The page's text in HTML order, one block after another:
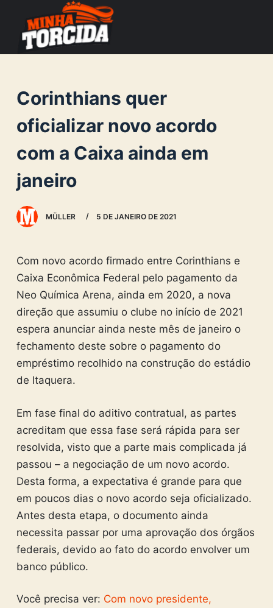
o
o
n
e
Corinthians quer
oficializar novo acordo
com a Caixa ainda em
janeiro
MÜLLER 5 DE JANEIRO DE 2021
Com novo acordo firmado entre Corinthians e
Caixa Econômica Federal pelo pagamento da
Neo Química Arena, ainda em 2020, a nova
direção que assumiu o clube no início de 2021
espera anunciar ainda neste mês de janeiro o
fechamento deste sobre o pagamento do
empréstimo recolhido na construção do estádio
de Itaquera.
Em fase final do aditivo contratual, as partes
acreditam que essa fase será rápida para ser
resolvida, visto que a parte mais complicada já
passou – a negociação de um novo acordo.
Desta forma, a expectativa é grande para que
em poucos dias o novo acordo seja oficializado.
Antes desta etapa, o documento ainda
necessita passar por uma aprovação dos órgãos
federais, devido ao fato do acordo envolver um
banco público.
Você precisa ver: Com novo presidente,